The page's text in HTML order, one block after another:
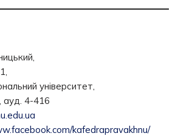
університет,
ауд. 4-416
kafedrapravakhnu/